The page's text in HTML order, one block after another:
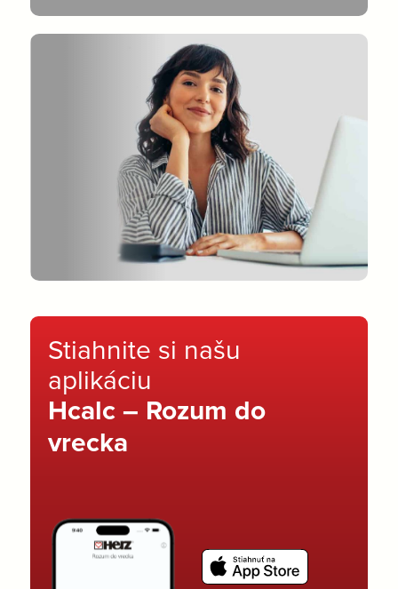
Stiahnite si našu
aplikáciu
Hcalc – Rozum do
vrecka